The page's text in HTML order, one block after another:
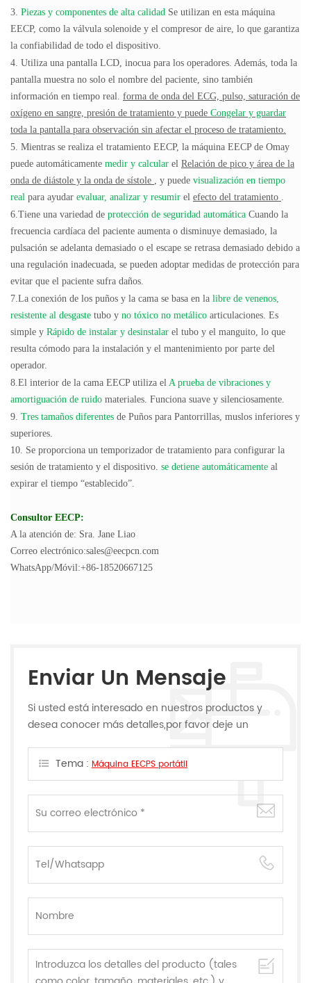
3. Piezas y componentes de alta calidad Se utilizan en esta máquina
EECP, como la válvula solenoide y el compresor de aire, lo que garantiza
la confiabilidad de todo el dispositivo.
4. Utiliza una pantalla LCD, inocua para los operadores. Además, toda la
pantalla muestra no solo el nombre del paciente, sino también
información en tiempo real. forma de onda del ECG, pulso, saturación de
oxígeno en sangre, presión de tratamiento y puede Congelar y guardar
toda la pantalla para observación sin afectar el proceso de tratamiento.
5. Mientras se realiza el tratamiento EECP, la máquina EECP de Omay
puede automáticamente medir y calcular el Relación de pico y área de la
onda de diástole y la onda de sístole , y puede visualización en tiempo
real para ayudar evaluar, analizar y resumir el efecto del tratamiento .
6.Tiene una variedad de protección de seguridad automática Cuando la
frecuencia cardíaca del paciente aumenta o disminuye demasiado, la
pulsación se adelanta demasiado o el escape se retrasa demasiado debido a
una regulación inadecuada, se pueden adoptar medidas de protección para
evitar que el paciente sufra daños.
7.La conexión de los puños y la cama se basa en la libre de venenos,
resistente al desgaste tubo y no tóxico no metálico articulaciones. Es
simple y Rápido de instalar y desinstalar el tubo y el manguito, lo que
resulta cómodo para la instalación y el mantenimiento por parte del
operador.
8.El interior de la cama EECP utiliza el A prueba de vibraciones y
amortiguación de ruido materiales. Funciona suave y silenciosamente.
9. Tres tamaños diferentes de Puños para Pantorrillas, muslos inferiores y
superiores.
10. Se proporciona un temporizador de tratamiento para configurar la
sesión de tratamiento y el dispositivo. se detiene automáticamente al
expirar el tiempo “establecido”.
Consultor EECP:
A la atención de: Sra. Jane Liao
Correo electrónico:sales@eecpcn.com
WhatsApp/Móvil:+86-18520667125
Enviar Un Mensaje
Si usted está interesado en nuestros productos y
desea conocer más detalles,por favor deje un
podamos.
Tema : Máquina EECPS portátil